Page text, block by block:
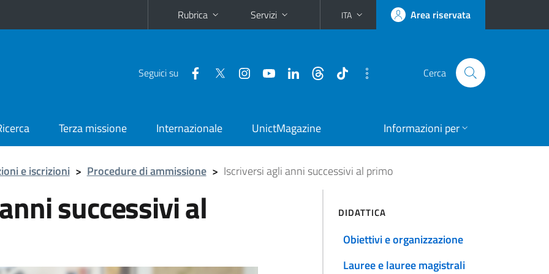
Rubrica Servizi ITA Area riservata
Seguici su Cerca
Terza missione Internazionale UnictMagazine Informazioni per
e iscrizioni > Procedure di ammissione > Iscriversi agli anni successivi al primo
successivi al
DIDATTICA
Obiettivi e organizzazione
Lauree e lauree magistrali